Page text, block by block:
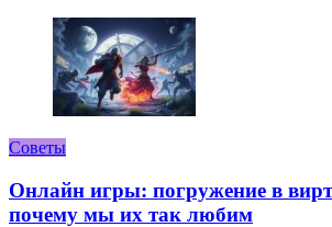
Советы
Онлайн игры: погружение в
почему мы их так любим